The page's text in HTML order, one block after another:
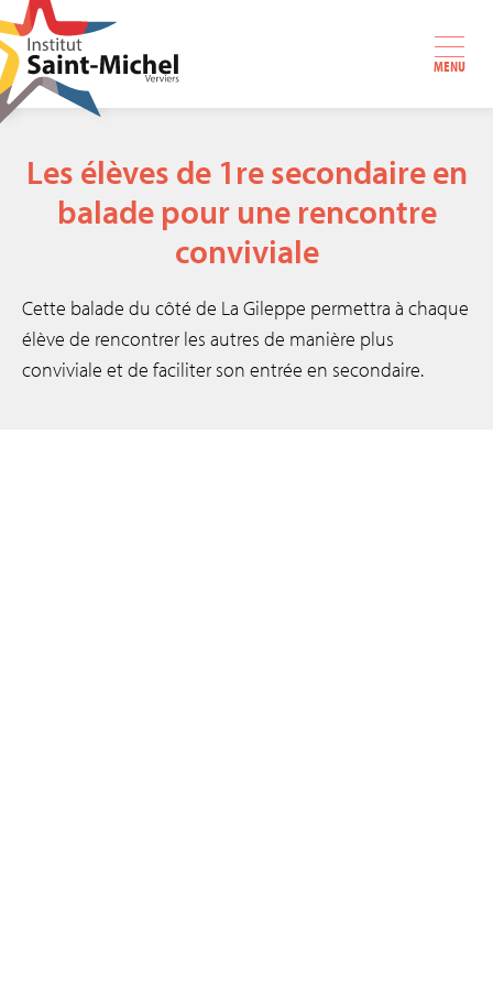
MENU
Les élèves de 1re secondaire en
balade pour une rencontre
conviviale
Cette balade du côté de La Gileppe permettra à chaque
élève de rencontrer les autres de manière plus
conviviale et de faciliter son entrée en secondaire.